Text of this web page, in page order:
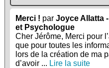
Merci ! parJoyce Allatta
et Psychologue
Cher Jérôme, Merci pour
que pour toutes les
lors de la création de ma
d’avoir ... Lire la suite